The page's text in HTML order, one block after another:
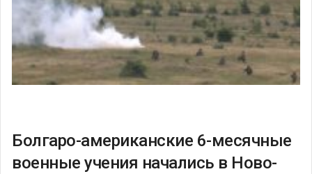
Болгаро-американские 6-месячные
военные учения начались в Ново-